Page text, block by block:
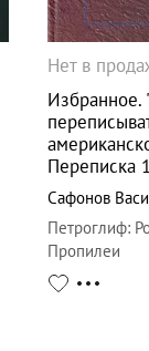
Нет в
Избранное.
Переписка
Сафонов
Петроглиф:
Пропилеи